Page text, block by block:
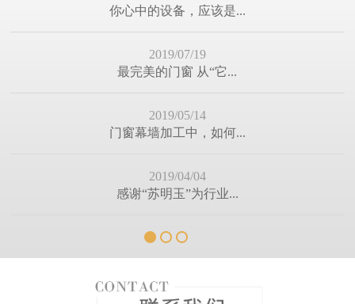
2019/02/23
2018完美收官 2019迎...
2019/01/27
2019/01/12
2018/12/28
2018/12/10